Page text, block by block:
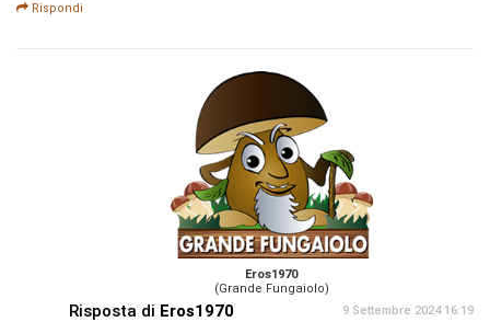
Rispondi
Eros1970
(Grande Fungaiolo)
Risposta di Eros1970 9 Settembre 2024 16:19